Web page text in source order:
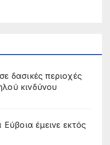
δασικές περιοχές
κινδύνου
έμεινε εκτός